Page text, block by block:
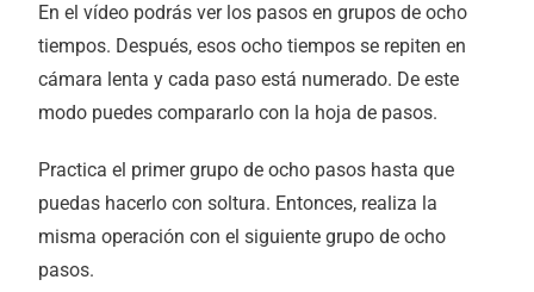
En el vídeo podrás ver los pasos en grupos de ocho
tiempos. Después, esos ocho tiempos se repiten en
cámara lenta y cada paso está numerado. De este
modo puedes compararlo con la hoja de pasos.
Practica el primer grupo de ocho pasos hasta que
puedas hacerlo con soltura. Entonces, realiza la
misma operación con el siguiente grupo de ocho
pasos.